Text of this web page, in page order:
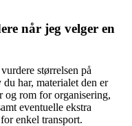
når jeg velger en
størrelsen på
har, materialet den er
og rom for organisering,
eventuelle ekstra
enkel transport.